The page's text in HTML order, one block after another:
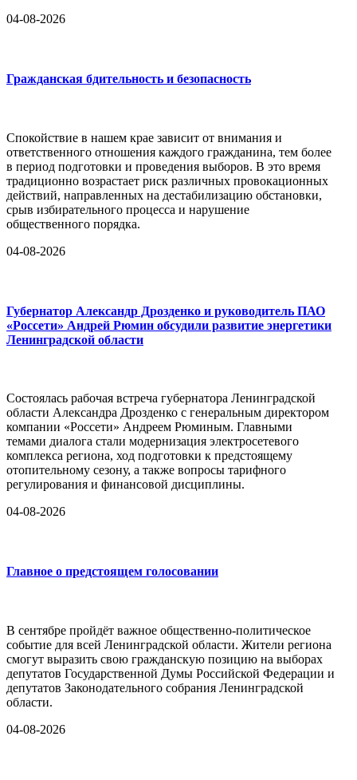
04-08-2026
Гражданская бдительность и безопасность
Спокойствие в нашем крае зависит от внимания и
ответственного отношения каждого гражданина, тем более
в период подготовки и проведения выборов. В это время
традиционно возрастает риск различных провокационных
действий, направленных на дестабилизацию обстановки,
срыв избирательного процесса и нарушение
общественного порядка.
04-08-2026
Губернатор Александр Дрозденко и руководитель ПАО
«Россети» Андрей Рюмин обсудили развитие энергетики
Ленинградской области
Состоялась рабочая встреча губернатора Ленинградской
области Александра Дрозденко с генеральным директором
компании «Россети» Андреем Рюминым. Главными
темами диалога стали модернизация электросетевого
комплекса региона, ход подготовки к предстоящему
отопительному сезону, а также вопросы тарифного
регулирования и финансовой дисциплины.
04-08-2026
Главное о предстоящем голосовании
В сентябре пройдёт важное общественно-политическое
событие для всей Ленинградской области. Жители региона
смогут выразить свою гражданскую позицию на выборах
депутатов Государственной Думы Российской Федерации и
депутатов Законодательного собрания Ленинградской
области.
04-08-2026